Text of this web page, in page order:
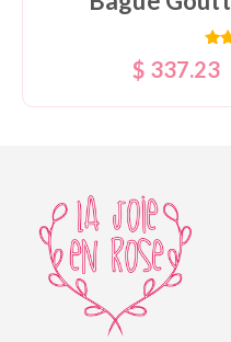
$ 337.23